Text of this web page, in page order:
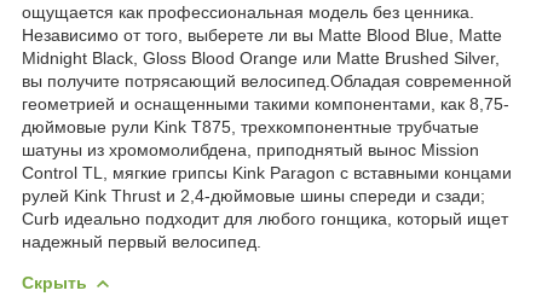
ощущается как профессиональная модель без ценника.
Независимо от того, выберете ли вы Matte Blood Blue, Matte
Midnight Black, Gloss Blood Orange или Matte Brushed Silver,
вы получите потрясающий велосипед.Обладая современной
геометрией и оснащенными такими компонентами, как 8,75-
дюймовые рули Kink T875, трехкомпонентные трубчатые
шатуны из хромомолибдена, приподнятый вынос Mission
Control TL, мягкие грипсы Kink Paragon с вставными концами
рулей Kink Thrust и 2,4-дюймовые шины спереди и сзади;
Curb идеально подходит для любого гонщика, который ищет
надежный первый велосипед.
Скрыть